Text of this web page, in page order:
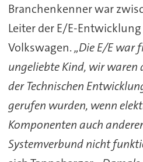
Branchenkenner war
Leiter der E/E-
Volkswagen.„Die E/E war
ungeliebte Kind, wir waren
der Technischen
gerufen wurden, wenn
Komponenten auch
Systemverbund nicht